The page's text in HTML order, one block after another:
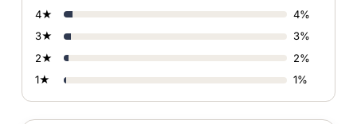
4★
4%
3★
3%
2★
2%
1★
1%